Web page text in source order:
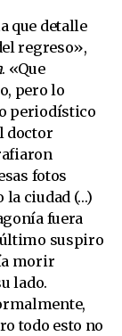
que detalle
regreso»,
. «Que
pero lo
periodístico
doctor
fotos
la ciudad (…)
fuera
suspiro
morir
lado.
todo esto no